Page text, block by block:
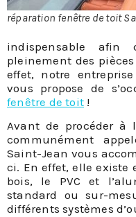
réparation fenêtre de toit
indispensable afin
pleinement des
effet, notre
vous propose de
fenêtre de toit !
Avant de procéder à
communément
Saint-Jean vous
ci. En effet, elle existe
bois, le PVC et
standard ou sur-
différents systèmes